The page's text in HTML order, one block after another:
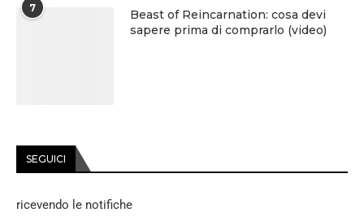
7
Beast of Reincarnation: cosa devi
sapere prima di comprarlo (video)
SEGUICI
ricevendo le notifiche